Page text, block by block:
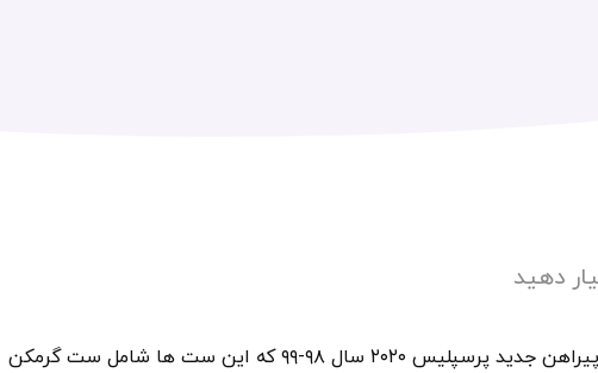
فروش انواع ست های ورزشی پرسپلیس و پیراهن جدید پرسپلیس ۲۰۲۰ سال ۹۸-۹۹ که این ست ها شامل ست گرمکن